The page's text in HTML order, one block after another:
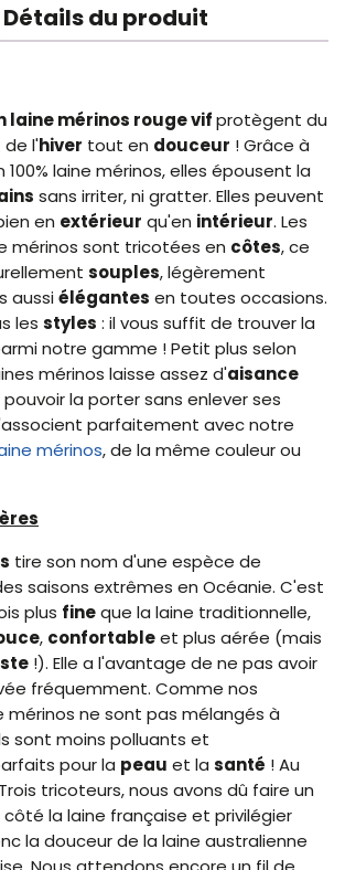
Détails du produit
laine mérinos rouge vifprotègent du
l'hiver tout en douceur ! Grâce à
laine mérinos, elles épousent la
sans irriter, ni gratter. Elles peuvent
en extérieur qu'en intérieur. Les
mérinos sont tricotées en côtes, ce
souples, légèrement
aussiélégantes en toutes occasions.
les styles : il vous suffit de trouver la
notre gamme ! Petit plus selon
mérinos laisse assez d'aisance
la porter sans enlever ses
parfaitement avec notre
mérinos, de la même couleur ou
tire son nom d'une espèce de
saisons extrêmes en Océanie. C'est
plus fineque la laine traditionnelle,
, confortableet plus aérée (mais
!). Elle a l'avantage de ne pas avoir
fréquemment. Comme nos
mérinos ne sont pas mélangés à
sont moins polluants et
pour la peau et la santé ! Au
tricoteurs, nous avons dû faire un
côté la laine française et privilégier
la douceur de la laine australienne